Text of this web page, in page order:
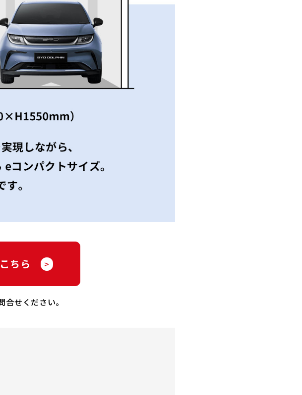
ちら >
せください。